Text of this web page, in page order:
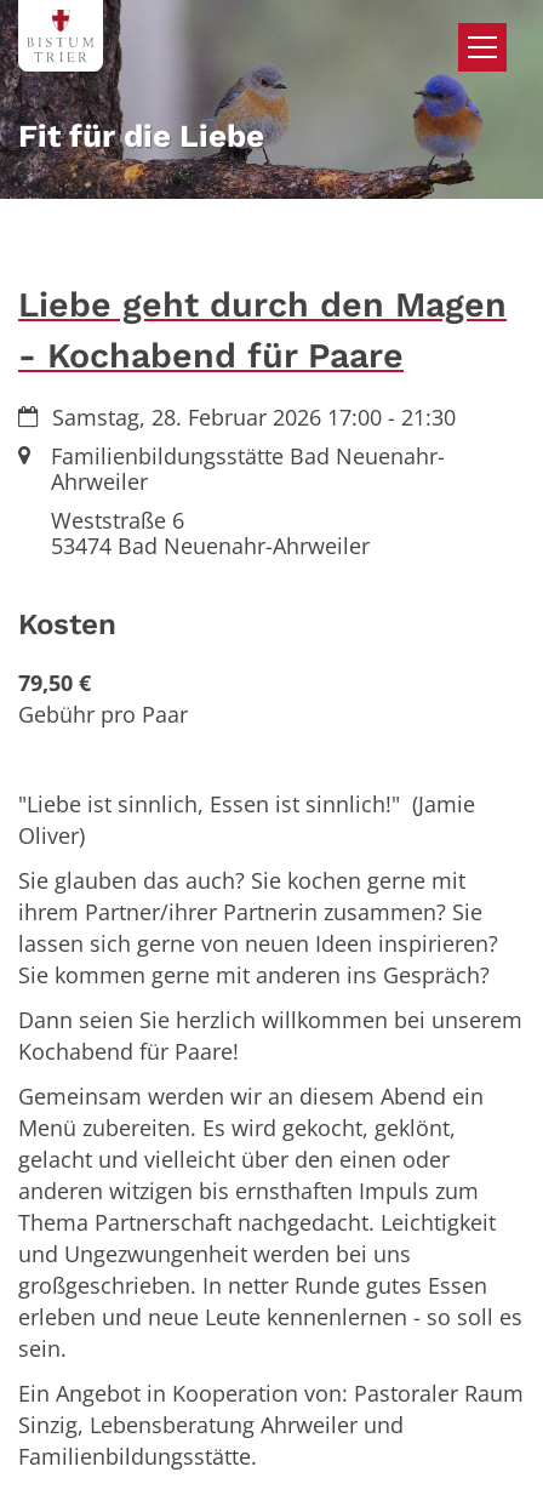
Zum Inhalt springen
Fit für die Liebe
Liebe geht durch den Magen
- Kochabend für Paare
Datum:Samstag, 28. Februar 2026 17:00 - 21:30
Ort:Familienbildungsstätte Bad Neuenahr-
Ahrweiler
Weststraße 6
53474Bad Neuenahr-Ahrweiler
Kosten
79,50 €
Gebühr pro Paar
"Liebe ist sinnlich, Essen ist sinnlich!" (Jamie
Oliver)
Sie glauben das auch? Sie kochen gerne mit
ihrem Partner/ihrer Partnerin zusammen? Sie
lassen sich gerne von neuen Ideen inspirieren?
Sie kommen gerne mit anderen ins Gespräch?
Dann seien Sie herzlich willkommen bei unserem
Kochabend für Paare!
Gemeinsam werden wir an diesem Abend ein
Menü zubereiten. Es wird gekocht, geklönt,
gelacht und vielleicht über den einen oder
anderen witzigen bis ernsthaften Impuls zum
Thema Partnerschaft nachgedacht. Leichtigkeit
und Ungezwungenheit werden bei uns
großgeschrieben. In netter Runde gutes Essen
erleben und neue Leute kennenlernen - so soll es
sein.
Ein Angebot in Kooperation von: Pastoraler Raum
Sinzig, Lebensberatung Ahrweiler und
Familienbildungsstätte.